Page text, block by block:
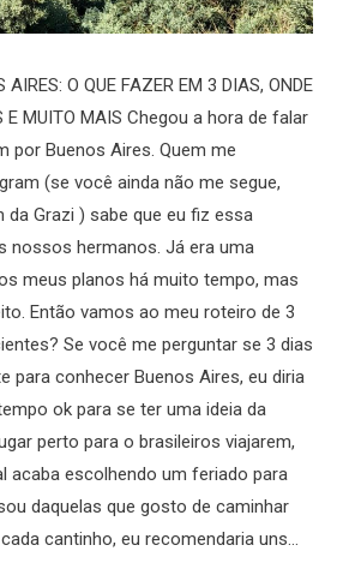
AIRES: O QUE FAZER EM 3 DIAS, ONDE
E MUITO MAIS Chegou a hora de falar
por Buenos Aires. Quem me
(se você ainda não me segue,
da Grazi ) sabe que eu fiz essa
nossos hermanos. Já era uma
meus planos há muito tempo, mas
Então vamos ao meu roteiro de 3
Se você me perguntar se 3 dias
para conhecer Buenos Aires, eu diria
ok para se ter uma ideia da
perto para o brasileiros viajarem,
acaba escolhendo um feriado para
daquelas que gosto de caminhar
cantinho, eu recomendaria uns…